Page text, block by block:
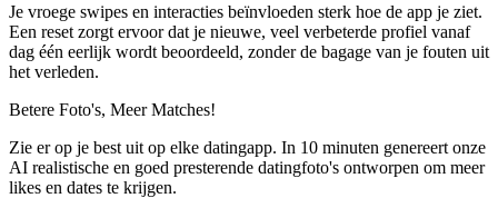
Je vroege swipes en interacties beïnvloeden sterk hoe de app je ziet.
Een reset zorgt ervoor dat je nieuwe, veel verbeterde profiel vanaf
dag één eerlijk wordt beoordeeld, zonder de bagage van je fouten uit
het verleden.
Betere Foto's, Meer Matches!
Zie er op je best uit op elke datingapp. In 10 minuten genereert onze
AI realistische en goed presterende datingfoto's ontworpen om meer
likes en dates te krijgen.